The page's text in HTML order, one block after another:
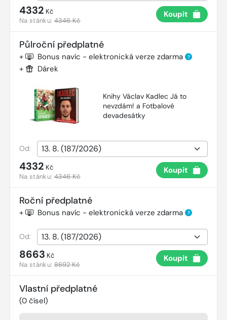
4332 Kč
Na stánku:4346 Kč
Koupit
Půlroční předplatné
+ Bonus navíc - elektronická verze zdarma ?
+ Dárek
Knihy Václav Kadlec Já to
nevzdám! a Fotbalové
devadesátky
Od:
4332 Kč
Na stánku:4346 Kč
Koupit
Roční předplatné
+ Bonus navíc - elektronická verze zdarma ?
Od:
8663 Kč
Na stánku:8692 Kč
Koupit
Vlastní předplatné
(0 čísel)